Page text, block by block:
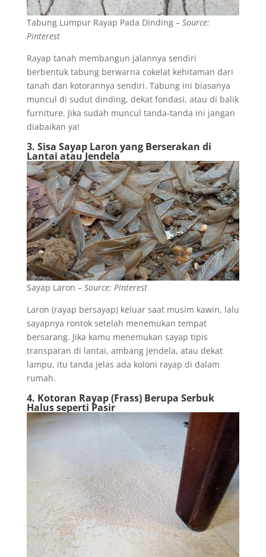
Tabung Lumpur Rayap Pada Dinding – Source:
Pinterest
Rayap tanah membangun jalannya sendiri
berbentuk tabung berwarna cokelat kehitaman dari
tanah dan kotorannya sendiri. Tabung ini biasanya
muncul di sudut dinding, dekat fondasi, atau di balik
furniture. Jika sudah muncul tanda-tanda ini jangan
diabaikan ya!
3. Sisa Sayap Laron yang Berserakan di
Lantai atau Jendela
Sayap Laron – Source: Pinterest
Laron (rayap bersayap) keluar saat musim kawin, lalu
sayapnya rontok setelah menemukan tempat
bersarang. Jika kamu menemukan sayap tipis
transparan di lantai, ambang jendela, atau dekat
lampu, itu tanda jelas ada koloni rayap di dalam
rumah.
4. Kotoran Rayap (Frass) Berupa Serbuk
Halus seperti Pasir